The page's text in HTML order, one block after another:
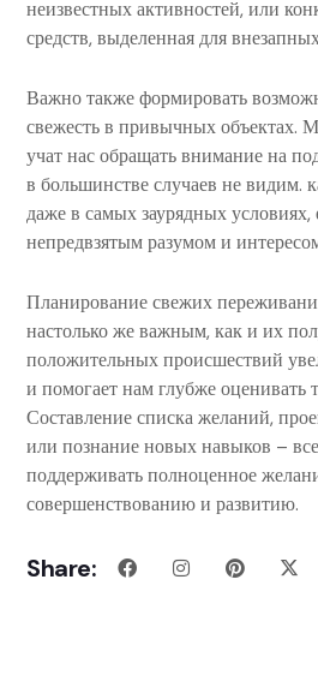
неизвестных активностей, или
средств, выделенная для
Важно также формировать
свежесть в привычных объектах.
учат нас обращать внимание на
в большинстве случаев не видим.
даже в самых заурядных
непредвзятым разумом и
Планирование свежих
настолько же важным, как и их
положительных происшествий
и помогает нам глубже оценивать
Составление списка желаний,
или познание новых навыков –
поддерживать полноценное
совершенствованию и развитию.
Share: